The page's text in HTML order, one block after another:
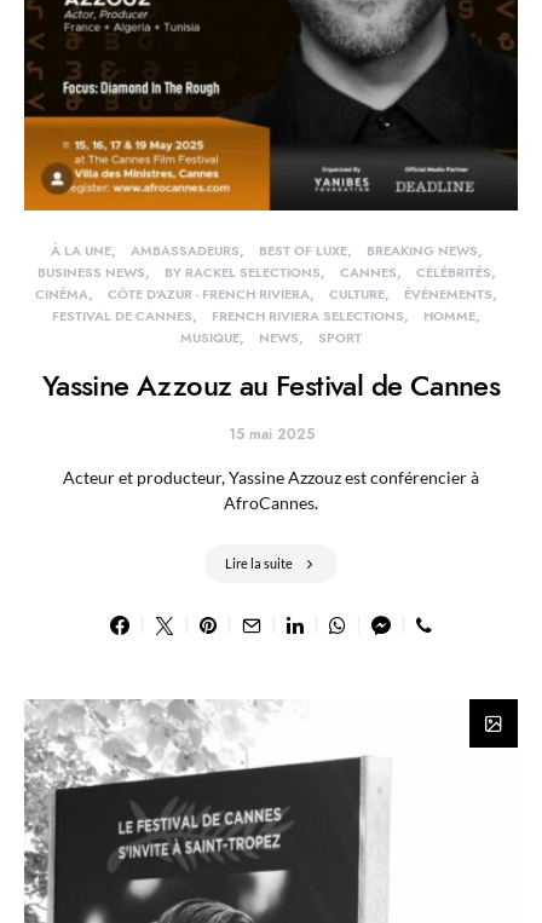
À LA UNE AMBASSADEURS BEST OF LUXE
BREAKING NEWS
BUSINESS NEWS
BY RACKEL SELECTIONS CANNES
CÉLÉBRITÉS
CINÉMA
CÔTE D'AZUR - FRENCH RIVIERA CULTURE
ÉVÉNEMENTS
FESTIVAL DE CANNES
FRENCH RIVIERA SELECTIONS
HOMME
MUSIQUE
NEWS SPORT
Yassine Azzouz au Festival de Cannes
15 mai 2025
Acteur et producteur, Yassine Azzouz est conférencier à
AfroCannes.
Lire la suite